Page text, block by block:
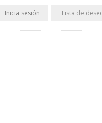
Inicia sesión Lista de